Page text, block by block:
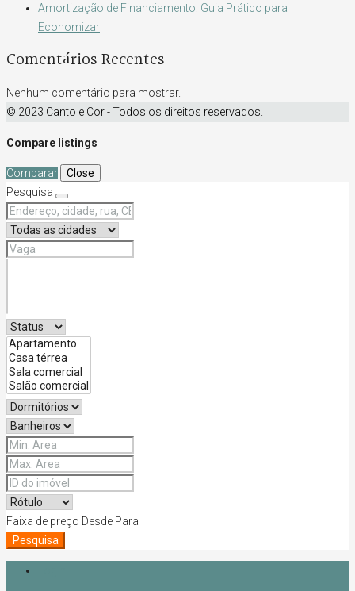
Amortização de Financiamento: Guia Prático para
Economizar
Comentários Recentes
Nenhum comentário para mostrar.
© 2023 Canto e Cor - Todos os direitos reservados.
Compare listings
Comparar
Close
Pesquisa
Faixa de preço Desde Para
Pesquisa